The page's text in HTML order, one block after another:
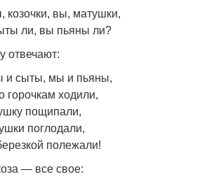
вы, матушки,
ли, вы пьяны ли?
отвечают:
сыты, мы и пьяны,
горочкам ходили,
пощипали,
поглодали,
полежали!
— все свое: